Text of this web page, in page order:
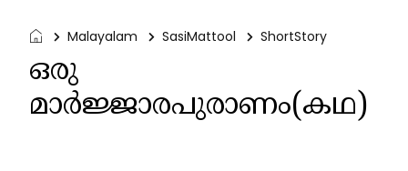
Malayalam SasiMattool ShortStory
ഒരു
മാർജ്ജാരപുരാണം(കഥ)